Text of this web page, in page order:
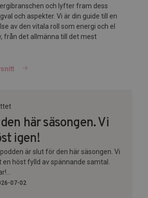
och lyfter fram dess
och aspekter. Vi är din guide till en
av den vitala roll som energi och el
från det allmänna till det mest
här säsongen. Vi
igen!
är slut för den här säsongen. Vi
höst fylld av spännande samtal.
07-02